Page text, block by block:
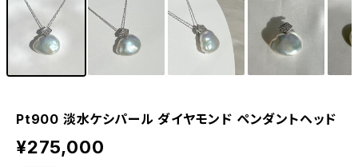
Pt900 淡水ケシパール ダイヤモンド ペンダントヘッド
¥275,000